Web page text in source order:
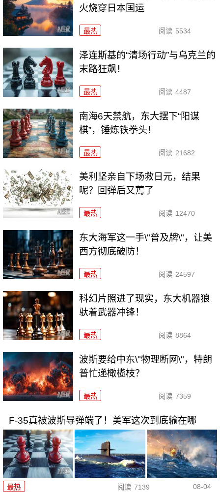
火烧穿日本国运
最热 阅读 5534
泽连斯基的“清场行动”与乌克兰的
末路狂飙！
最热 阅读 4487
南海6天禁航，东大摆下“阳谋
棋”，锤炼铁拳头！
最热 阅读 21682
美利坚亲自下场救日元，结果
呢？回弹后又蔫了
最热 阅读 12470
东大海军这一手\"普及牌\"，让美
西方彻底破防！
最热 阅读 24597
科幻片照进了现实，东大机器狼
驮着武器冲锋！
最热 阅读 8864
波斯要给中东\"物理断网\"，特朗
普忙递橄榄枝？
最热 阅读 7359
F-35真被波斯导弹端了！美军这次到底输在哪
最热 阅读 7139 08-04